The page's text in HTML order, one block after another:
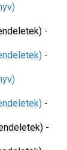
-
-
-
-